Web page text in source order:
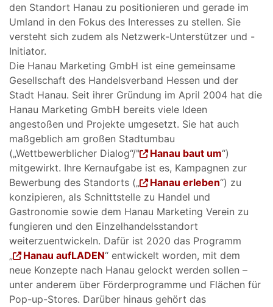
den Standort Hanau zu positionieren und gerade im
Umland in den Fokus des Interesses zu stellen. Sie
versteht sich zudem als Netzwerk-Unterstützer und -
Initiator.
Die Hanau Marketing GmbH ist eine gemeinsame
Gesellschaft des Handelsverband Hessen und der
Stadt Hanau. Seit ihrer Gründung im April 2004 hat die
Hanau Marketing GmbH bereits viele Ideen
angestoßen und Projekte umgesetzt. Sie hat auch
maßgeblich am großen Stadtumbau
(„Wettbewerblicher Dialog“/"
Hanau baut um“)
mitgewirkt. Ihre Kernaufgabe ist es, Kampagnen zur
Bewerbung des Standorts („
Hanau erleben“) zu
konzipieren, als Schnittstelle zu Handel und
Gastronomie sowie dem Hanau Marketing Verein zu
fungieren und den Einzelhandelsstandort
weiterzuentwickeln. Dafür ist 2020 das Programm
„
Hanau aufLADEN“ entwickelt worden, mit dem
neue Konzepte nach Hanau gelockt werden sollen –
unter anderem über Förderprogramme und Flächen für
Pop-up-Stores. Darüber hinaus gehört das